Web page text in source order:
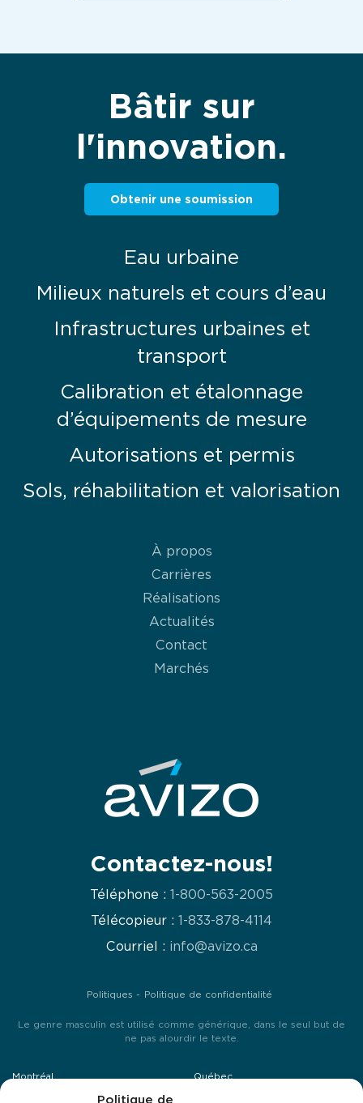
Politique de
Bâtir sur
l'innovation.
Obtenir une soumission
Eau urbaine
Milieux naturels et cours d’eau
Infrastructures urbaines et
transport
Calibration et étalonnage
d’équipements de mesure
Autorisations et permis
Sols, réhabilitation et valorisation
À propos
Carrières
Réalisations
Actualités
Contact
Marchés
Contactez-nous!
Téléphone : 1-800-563-2005
Télécopieur : 1-833-878-4114
Courriel : info@avizo.ca
Politiques Politique de confidentialité
Le genre masculin est utilisé comme générique, dans le seul but de
ne pas alourdir le texte.
Montréal
25, avenue Mozart Est, suite 201
Québec